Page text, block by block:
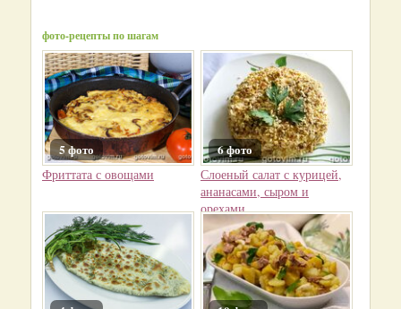
фото-рецепты по шагам
5 фото
Фриттата с овощами
6 фото
Слоеный салат с курицей,
ананасами, сыром и
орехами